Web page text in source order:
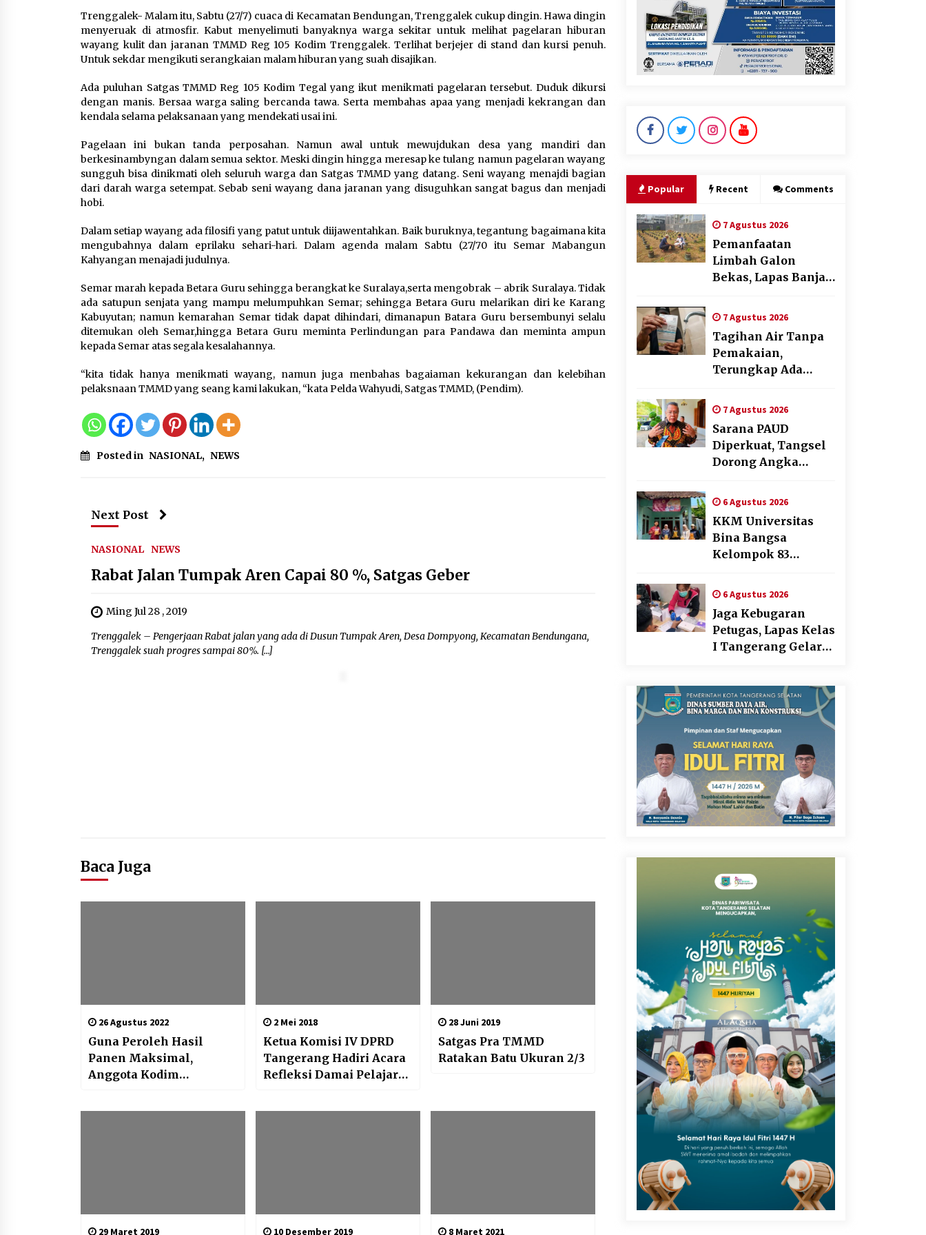
Dikunjungi PWI, Wawan Fauzi:
Peran Media Bisa Berdampak
Besar hingga Fatal
Kejari Kota Tangerang
Bongkar Korupsi Rp5,49
Miliar: Sewa Pesawat Fiktif,
Ditahan
6 Agustus 2026
Dukung Ekosistem Kendaraan
Listrik, Wapres Dorong Link
and Match Pendidikan–
Industri
Marak Kecelakaan Kapal,
Puan Soroti Minimnya Faktor
Keamanan Transportasi Laut
5 Agustus 2026
Di Forum Internasional Majelis
Persaudaraan Manusia,
Megawati Soekarnoputri
Tegaskan Kepemimpinan
Perempuan Bukan Dominasi,
5 Agustus 2026
Jokowi Tetap Disambut
Masih Dirasakan Masyarakat
Trenggalek- Malam itu, Sabtu (27/7) cuaca di Kecamatan Bendungan, Trenggalek cukup dingin. Hawa dingin
menyeruak di atmosfir. Kabut menyelimuti banyaknya warga sekitar untuk melihat pagelaran hiburan
wayang kulit dan jaranan TMMD Reg 105 Kodim Trenggalek. Terlihat berjejer di stand dan kursi penuh.
Untuk sekdar mengikuti serangkaian malam hiburan yang suah disajikan.
Ada puluhan Satgas TMMD Reg 105 Kodim Tegal yang ikut menikmati pagelaran tersebut. Duduk dikursi
dengan manis. Bersaa warga saling bercanda tawa. Serta membahas apaa yang menjadi kekrangan dan
kendala selama pelaksanaan yang mendekati usai ini.
Pagelaan ini bukan tanda perposahan. Namun awal untuk mewujdukan desa yang mandiri dan
berkesinambyngan dalam semua sektor. Meski dingin hingga meresap ke tulang namun pagelaran wayang
sungguh bisa dinikmati oleh seluruh warga dan Satgas TMMD yang datang. Seni wayang menajdi bagian
dari darah warga setempat. Sebab seni wayang dana jaranan yang disuguhkan sangat bagus dan menjadi
hobi.
Dalam setiap wayang ada filosifi yang patut untuk diijawentahkan. Baik buruknya, tegantung bagaimana kita
mengubahnya dalam eprilaku sehari-hari. Dalam agenda malam Sabtu (27/70 itu Semar Mabangun
Kahyangan menajadi judulnya.
Semar marah kepada Betara Guru sehingga berangkat ke Suralaya,serta mengobrak – abrik Suralaya. Tidak
ada satupun senjata yang mampu melumpuhkan Semar; sehingga Betara Guru melarikan diri ke Karang
Kabuyutan; namun kemarahan Semar tidak dapat dihindari, dimanapun Batara Guru bersembunyi selalu
ditemukan oleh Semar,hingga Betara Guru meminta Perlindungan para Pandawa dan meminta ampun
kepada Semar atas segala kesalahannya.
“kita tidak hanya menikmati wayang, namun juga menbahas bagaiaman kekurangan dan kelebihan
pelaksnaan TMMD yang seang kami lakukan, “kata Pelda Wahyudi, Satgas TMMD, (Pendim).
Posted in NASIONAL, NEWS
Next Post
NASIONAL NEWS
Rabat Jalan Tumpak Aren Capai 80 %, Satgas Geber
Ming Jul 28 , 2019
Trenggalek – Pengerjaan Rabat jalan yang ada di Dusun Tumpak Aren, Desa Dompyong, Kecamatan Bendungana,
Trenggalek suah progres sampai 80%. […]
Baca Juga
26 Agustus 2022
Guna Peroleh Hasil
Panen Maksimal,
Anggota Kodim
Perawatan Tanaman
2 Mei 2018
Ketua Komisi IV DPRD
Tangerang Hadiri Acara
Refleksi Damai Pelajar
28 Juni 2019
Satgas Pra TMMD
Ratakan Batu Ukuran 2/3
29 Maret 2019 10 Desember 2019 8 Maret 2021
Popular Recent Comments
7 Agustus 2026
Pemanfaatan
Limbah Galon
Bekas, Lapas Banjar
Cabai Dukung
Program Ketahanan
Pangan
7 Agustus 2026
Tagihan Air Tanpa
Pemakaian,
Terungkap Ada
Pengelolaan ,
Perumdam TKR
Didesak Transparan
7 Agustus 2026
Sarana PAUD
Diperkuat, Tangsel
Dorong Angka
Terus Meningkat
6 Agustus 2026
KKM Universitas
Bina Bangsa
Kelompok 83
Pendampingan
Pembuatan Spanduk
Sebagai Upaya
Memperkuat
Pemasaran UMKM
6 Agustus 2026
Jaga Kebugaran
Petugas, Lapas Kelas
I Tangerang Gelar
TB Lanjutan